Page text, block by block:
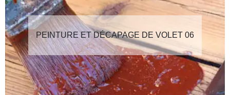
PEINTURE ET DÉCAPAGE DE VOLET 06